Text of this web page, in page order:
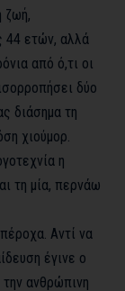
ζωή,
44 ετών, αλλά
από ό,τι οι
δύο
διάσημα τη
χιούμορ.
η
τη μία, περνάω
Αντί να
έγινε ο
ανθρώπινη